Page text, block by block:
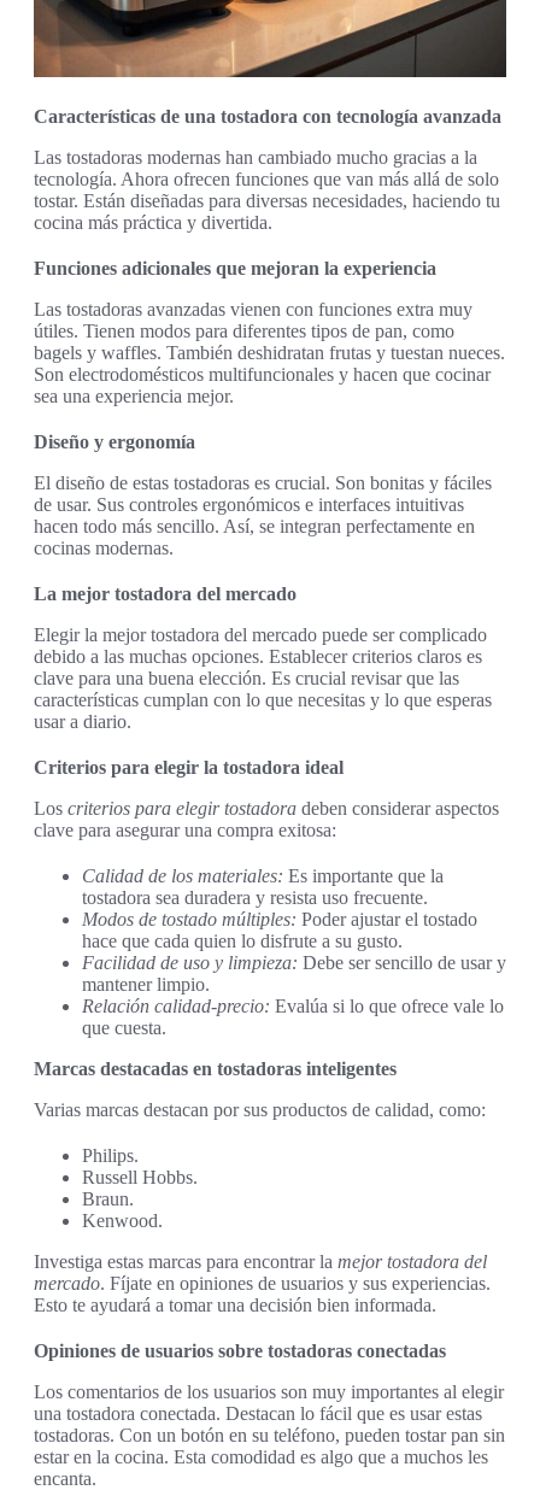
Características de una tostadora con tecnología avanzada
Las tostadoras modernas han cambiado mucho gracias a la
tecnología. Ahora ofrecen funciones que van más allá de solo
tostar. Están diseñadas para diversas necesidades, haciendo tu
cocina más práctica y divertida.
Funciones adicionales que mejoran la experiencia
Las tostadoras avanzadas vienen con funciones extra muy
útiles. Tienen modos para diferentes tipos de pan, como
bagels y waffles. También deshidratan frutas y tuestan nueces.
Son electrodomésticos multifuncionales y hacen que cocinar
sea una experiencia mejor.
Diseño y ergonomía
El diseño de estas tostadoras es crucial. Son bonitas y fáciles
de usar. Sus controles ergonómicos e interfaces intuitivas
hacen todo más sencillo. Así, se integran perfectamente en
cocinas modernas.
La mejor tostadora del mercado
Elegir la mejor tostadora del mercado puede ser complicado
debido a las muchas opciones. Establecer criterios claros es
clave para una buena elección. Es crucial revisar que las
características cumplan con lo que necesitas y lo que esperas
usar a diario.
Criterios para elegir la tostadora ideal
Los criterios para elegir tostadora deben considerar aspectos
clave para asegurar una compra exitosa:
Calidad de los materiales: Es importante que la
tostadora sea duradera y resista uso frecuente.
Modos de tostado múltiples: Poder ajustar el tostado
hace que cada quien lo disfrute a su gusto.
Facilidad de uso y limpieza: Debe ser sencillo de usar y
mantener limpio.
Relación calidad-precio: Evalúa si lo que ofrece vale lo
que cuesta.
Marcas destacadas en tostadoras inteligentes
Varias marcas destacan por sus productos de calidad, como:
Philips.
Russell Hobbs.
Braun.
Kenwood.
Investiga estas marcas para encontrar la mejor tostadora del
mercado. Fíjate en opiniones de usuarios y sus experiencias.
Esto te ayudará a tomar una decisión bien informada.
Opiniones de usuarios sobre tostadoras conectadas
Los comentarios de los usuarios son muy importantes al elegir
una tostadora conectada. Destacan lo fácil que es usar estas
tostadoras. Con un botón en su teléfono, pueden tostar pan sin
estar en la cocina. Esta comodidad es algo que a muchos les
encanta.